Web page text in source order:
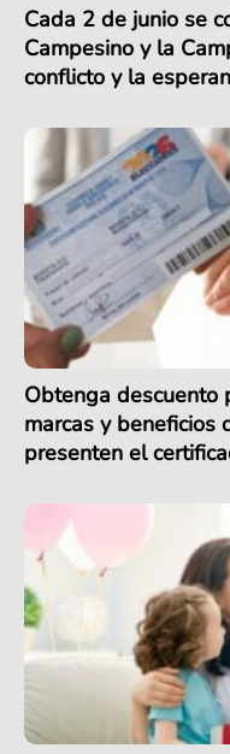
Cada 2 de junio se
Campesino y la
conflicto y la
Obtenga descuento
marcas y beneficios
presenten el